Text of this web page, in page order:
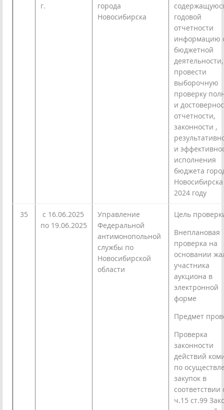
г.
города
Новосибирска
годовой
отчетности
информацию
бюджетной
деятельности,
провести
выборочную
проверку
и
отчетности,
законности ,
и
исполнения
бюджета
2024 году
35
с 16.06.2025
по 19.06.2025
Управление
Федеральной
антимонопольной
службы по
Новосибирской
области
Цель
Внеплановая
проверка на
основании
участника
аукциона в
электронной
форме
Предмет
Проверка
законности
действий
по
закупок в
соответствии
ч.15 ст.99